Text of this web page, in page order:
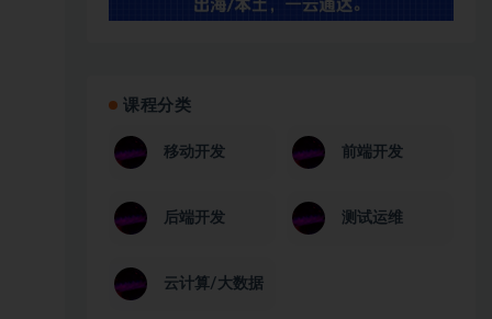
课程分类
移动开发 前端开发
后端开发 测试运维
云计算/大数据